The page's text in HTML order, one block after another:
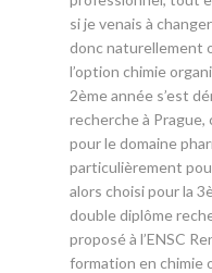
si je venais à
donc naturellement
l’option chimie
2ème année s’est
recherche à
pour le domaine
particulièrement
alors choisi pour la
double diplôme
proposé à l’ENSC
formation en chimie